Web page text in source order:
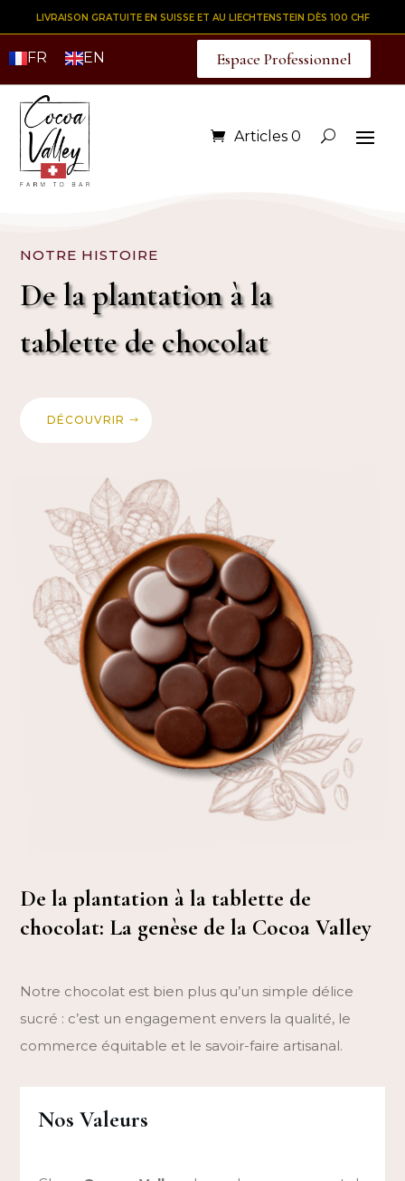
LIVRAISON GRATUITE EN SUISSE ET AU LIECHTENSTEIN DÈS 100 CHF
FR EN Espace Professionnel
Articles 0
NOTRE HISTOIRE
De la plantation à la
tablette de chocolat
DÉCOUVRIR
De la plantation à la tablette de
chocolat: La genèse de la Cocoa Valley
Notre chocolat est bien plus qu’un simple délice
sucré : c’est un engagement envers la qualité, le
commerce équitable et le savoir-faire artisanal.
Nos Valeurs